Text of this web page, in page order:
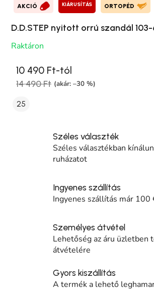
AKCIÓ KIÁRUSÍTÁS ORTOPÉD
D.D.STEP nyitott orrú szandál 103-
Raktáron
10 490 Ft-tól
14 490 Ft (akár: –30 %)
25
Széles választék
Széles választékban
ruházatot
Ingyenes szállítás
Ingyenes szállítás már 100
Személyes átvétel
Lehetőség az áru üzletben
átvételére
Gyors kiszállítás
A termék a lehető